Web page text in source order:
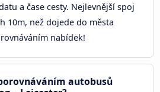
a čase cesty. Nejlevnější spoj
10m, než dojede do města
nabídek!
autobusů